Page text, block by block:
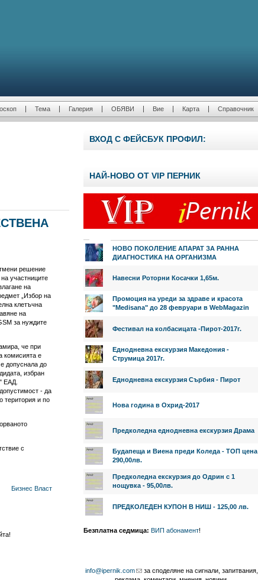
Тема Галерия ОБЯВИ Вие Карта Справочник
решение
участниците
на
„Избор на
клетъчна
на
за нуждите
че при
комисията е
допуснала до
избран
ЕАД.
- да
територия и по
с
Бизнес Власт
ВХОД С ФЕЙСБУК ПРОФИЛ:
НАЙ-НОВО ОТ VIP ПЕРНИК
НОВО ПОКОЛЕНИЕ АПАРАТ ЗА РАННА
ДИАГНОСТИКА НА ОРГАНИЗМА
Навесни Роторни Косачки 1,65м.
Промоция на уреди за здраве и красота
"Medisana" до 28 февруари в WebMagazin
Фестивал на колбасицата -Пирот-2017г.
Еднодневна екскурзия Македония -
Струмица 2017г.
Еднодневна екскурзия Сърбия - Пирот
Нова година в Охрид-2017
Предколедна еднодневна екскурзия Драма
Будапеща и Виена преди Коледа - ТОП цена
290,00лв.
Предколедна екскурзия до Одрин с 1
нощувка - 95,00лв.
ПРЕДКОЛЕДЕН КУПОН В НИШ - 125,00 лв.
Безплатна седмица: ВИП абонамент!
info@ipernik.com
за споделяне на сигнали, запитвания,